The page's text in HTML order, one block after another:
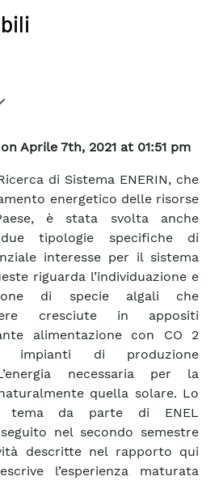
Aprile 7th, 2021 at 01:51 pm
di Sistema ENERIN, che
energetico delle risorse
è stata svolta anche
tipologie specifiche di
interesse per il sistema
riguarda l’individuazione e
di specie algali che
cresciute in appositi
alimentazione con CO 2
impianti di produzione
necessaria per la
quella solare. Lo
tema da parte di ENEL
nel secondo semestre
descritte nel rapporto qui
l’esperienza maturata